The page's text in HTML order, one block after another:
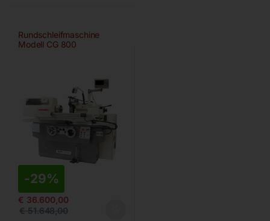
Rundschleifmaschine
Modell CG 800
-29%
€ 36.600,00
€51.648,00